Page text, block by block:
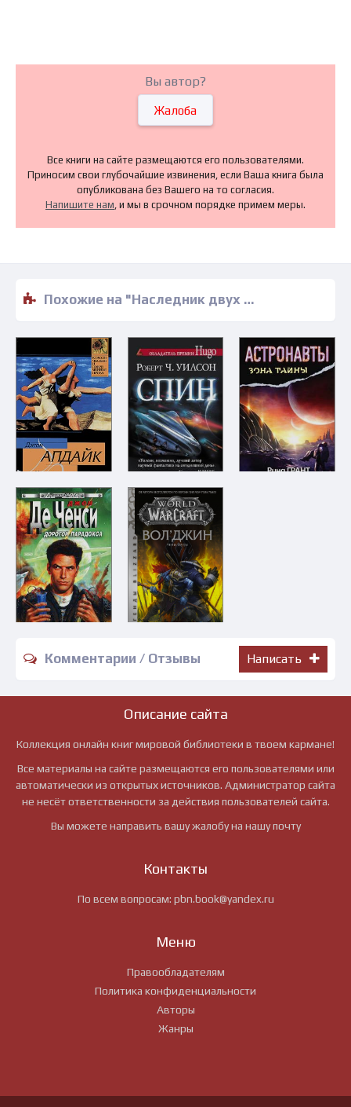
Вы автор?
Жалоба
Все книги на сайте размещаются его пользователями.
Приносим свои глубочайшие извинения, если Ваша книга была
опубликована без Вашего на то согласия.
Напишите нам , и мы в срочном порядке примем меры.
Похожие на "Наследник двух корон - Владимир Бабкин,Виталий Сергеев" книги читать бесплатно полные версии
Комментарии / Отзывы Написать
Описание сайта
Коллекция онлайн книг мировой библиотеки в твоем кармане!
Все материалы на сайте размещаются его пользователями или
автоматически из открытых источников. Администратор сайта
не несёт ответственности за действия пользователей сайта.
Вы можете направить вашу жалобу на нашу почту
Контакты
По всем вопросам: pbn.book@yandex.ru
Меню
Правообладателям
Политика конфиденциальности
Авторы
Жанры